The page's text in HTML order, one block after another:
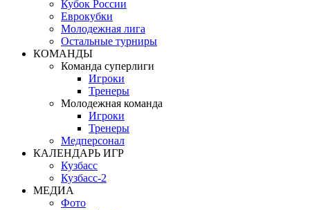
Кубок России
Еврокубки
Молодежная лига
Остальные турниры
КОМАНДЫ
Команда суперлиги
Игроки
Тренеры
Молодежная команда
Игроки
Тренеры
Медперсонал
КАЛЕНДАРЬ ИГР
Кузбасс
Кузбасс-2
МЕДИА
Фото